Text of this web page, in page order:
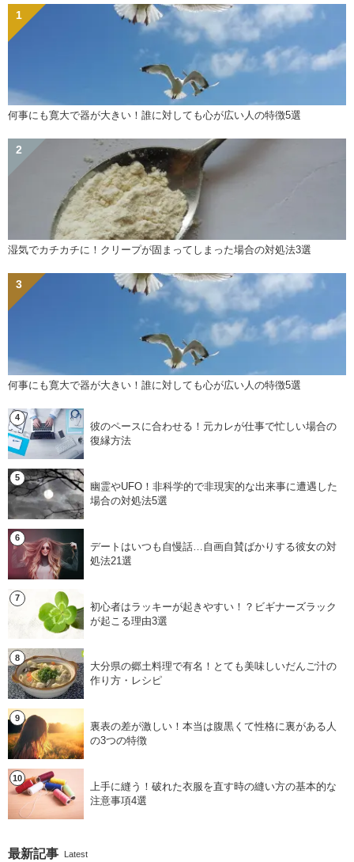
何事にも寛大で器が大きい！誰に対しても心が広い人の特徴5選
湿気でカチカチに！クリープが固まってしまった場合の対処法3選
何事にも寛大で器が大きい！誰に対しても心が広い人の特徴5選
彼のペースに合わせる！元カレが仕事で忙しい場合の
復縁方法
幽霊やUFO！非科学的で非現実的な出来事に遭遇した
場合の対処法5選
デートはいつも自慢話…自画自賛ばかりする彼女の対
処法21選
初心者はラッキーが起きやすい！？ビギナーズラック
が起こる理由3選
大分県の郷土料理で有名！とても美味しいだんご汁の
作り方・レシピ
裏表の差が激しい！本当は腹黒くて性格に裏がある人
の3つの特徴
上手に縫う！破れた衣服を直す時の縫い方の基本的な
注意事項4選
最新記事 Latest